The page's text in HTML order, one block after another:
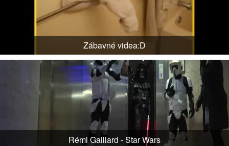
Zábavné videa:D
Rémi Gaillard - Star Wars